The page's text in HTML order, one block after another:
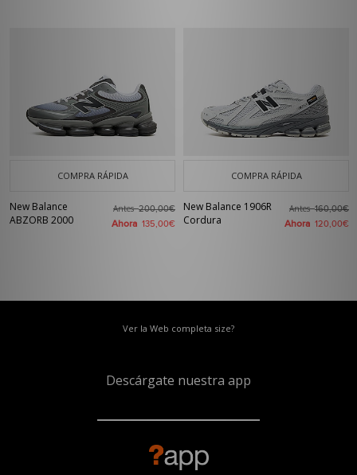
COMPRA RÁPIDA
New Balance
ABZORB 2000
Antes200,00€
Ahora 135,00€
COMPRA RÁPIDA
New Balance 1906R
Cordura
Antes160,00€
Ahora 120,00€
Ver la Web completa size?
Descárgate nuestra app